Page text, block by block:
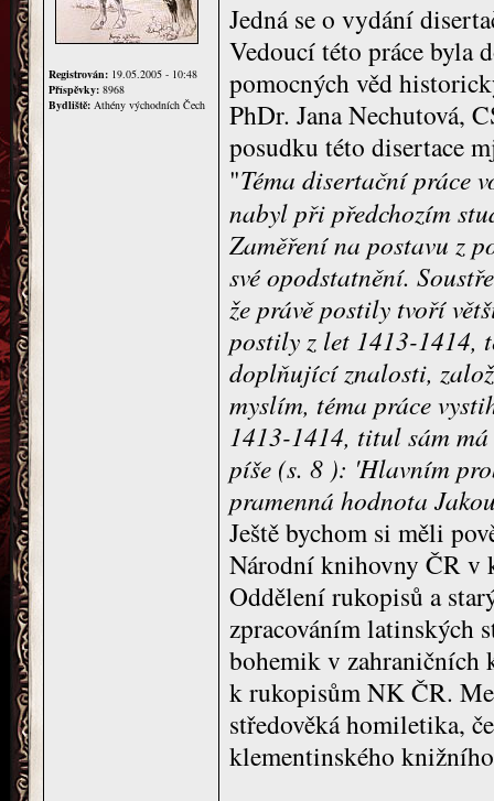
Registrován: 19.05.2005 - 10:48
Příspěvky: 8968
Bydliště: Athény východních Čech
Jedná se o vydání
Vedoucí této práce byla
pomocných věd
PhDr. Jana Nechutová,
posudku této disertace
"Téma disertační práce
nabyl při předchozím
Zaměření na postavu z
své opodstatnění.
že právě postily tvoří
postily z let 1413-1414,
doplňující znalosti,
myslím, téma práce
1413-1414, titul sám
píše (s. 8 ): 'Hlavním
pramenná hodnota
Ještě bychom si měli
Národní knihovny ČR v
Oddělení rukopisů a
zpracováním latinských
bohemik v
k rukopisům NK ČR.
středověká homiletika,
klementinského